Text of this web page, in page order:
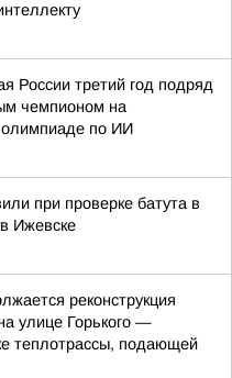
России третий год подряд
чемпионом на
по ИИ
при проверке батута в
Ижевске
реконструкция
улице Горького —
теплотрассы, подающей